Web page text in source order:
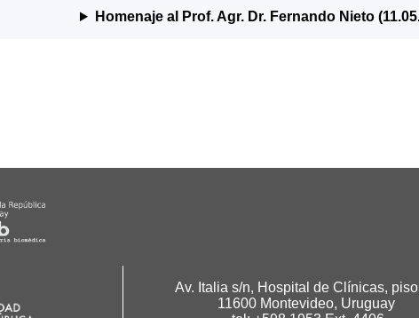
Homenaje al Prof. Agr. Dr. Fernando Nieto
Av. Italia s/n, Hospital de Clínicas,
11600 Montevideo, Uruguay